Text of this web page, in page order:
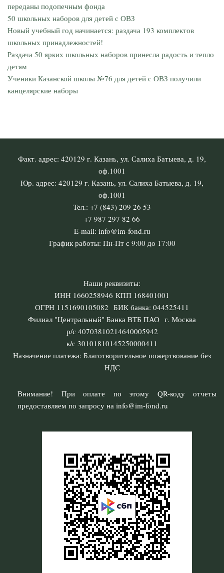
переданы подопечным фонда
50 школьных наборов для детей с ОВЗ
Новый учебный год начинается: раздача 193 комплектов
школьных принадлежностей!
Раздача 50 ярких школьных наборов принесла радость и тепло
детям
Ученики Казанской школы №76 для детей с ОВЗ получили
канцелярские наборы
Факт. адрес: 420129 г. Казань, ул. Салиха Батыева, д. 19,
оф.1001
Юр. адрес: 420129 г. Казань, ул. Салиха Батыева, д. 19,
оф.1001
Тел.: +7 (843) 209 26 53
+7 987 297 82 66
E-mail: info@im-fond.ru
График работы: Пн-Пт с 9:00 до 17:00
Наши реквизиты:
ИНН 1660258946 КПП 168401001
ОГРН 1151690105082 БИК банка: 044525411
Филиал "Центральный" Банка ВТБ ПАО г. Москва
р/с 40703810214640005942
к/с 30101810145250000411
Назначение платежа: Благотворительное пожертвование без
НДС
Внимание! При оплате по этому QR-коду отчеты
предоставляем по запросу на info@im-fond.ru